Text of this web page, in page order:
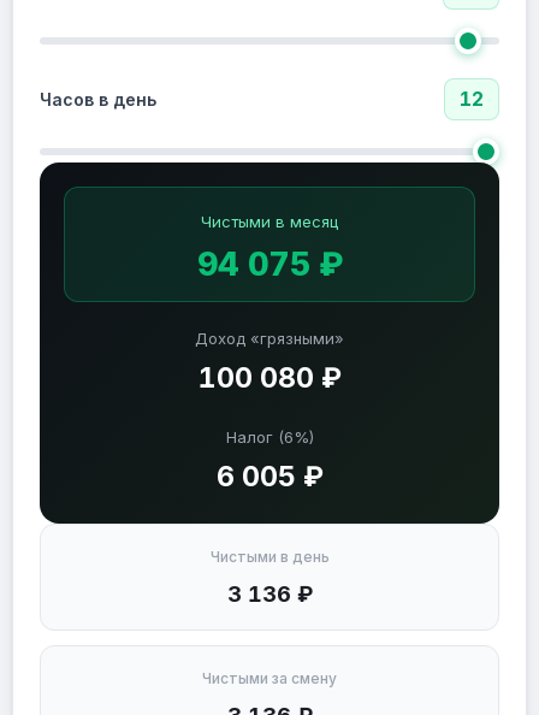
Часов в день 12
Доход «грязными»
100 080 ₽
Налог (6%)
6 005 ₽
Чистыми в месяц
94 075 ₽
Чистыми в день
3 136 ₽
Чистыми за смену